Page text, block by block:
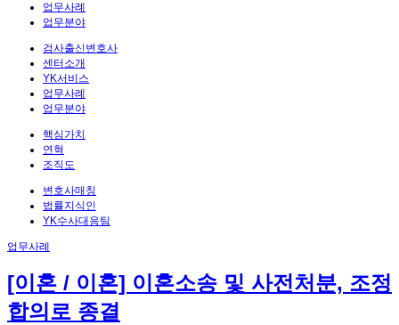
업무사례
업무분야
검사출신변호사
센터소개
YK서비스
업무사례
업무분야
핵심가치
연혁
조직도
변호사매칭
법률지식인
YK수사대응팀
업무사례
[이혼 / 이혼] 이혼소송 및 사전처분, 조정
합의로 종결